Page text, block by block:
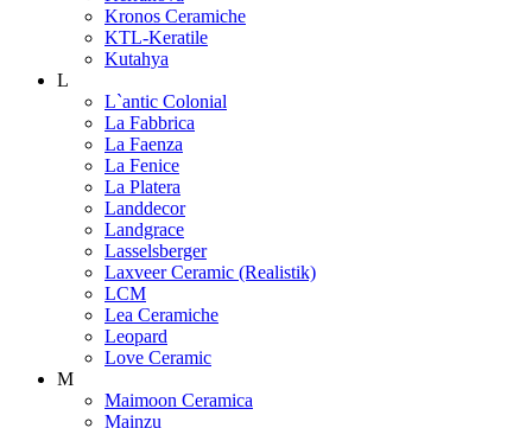
Kronos Ceramiche
KTL-Keratile
Kutahya
L
L`antic Colonial
La Fabbrica
La Faenza
La Fenice
La Platera
Landdecor
Landgrace
Lasselsberger
Laxveer Ceramic (Realistik)
LCM
Lea Ceramiche
Leopard
Love Ceramic
M
Maimoon Ceramica
Mainzu